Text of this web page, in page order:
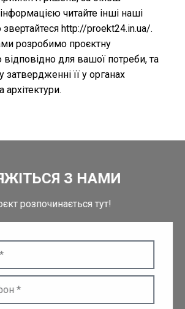
читайте інші наші
звертайтеся http://proekt24.in.ua/.
розробимо проєктну
для вашої потреби, та
її у органах
архітектури.
З НАМИ
розпочинається тут!